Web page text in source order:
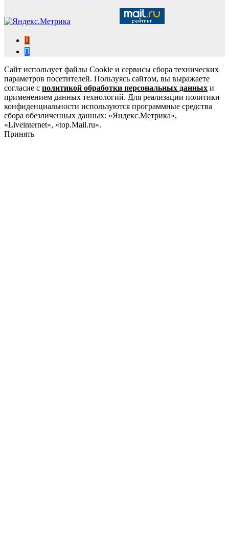
Сайт использует файлы Cookie и сервисы сбора технических
параметров посетителей. Пользуясь сайтом, вы выражаете
согласие с политикой обработки персональных данных и
применением данных технологий. Для реализации политики
конфиденциальности используются программные средства
сбора обезличенных данных: «Яндекс.Метрика»,
«Liveinternet», «top.Mail.ru».
Принять